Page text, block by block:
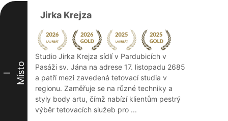
I Místo
Jirka Krejza
Studio Jirka Krejza sídlí v Pardubicích v
Pasáži sv. Jána na adrese 17. listopadu 2685
a patří mezi zavedená tetovací studia v
regionu. Zaměřuje se na různé techniky a
styly body artu, čímž nabízí klientům pestrý
výběr tetovacích služeb pro ...